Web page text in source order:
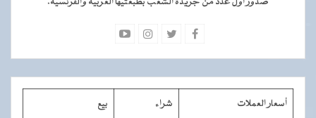
أسعار العملات شراء بيع